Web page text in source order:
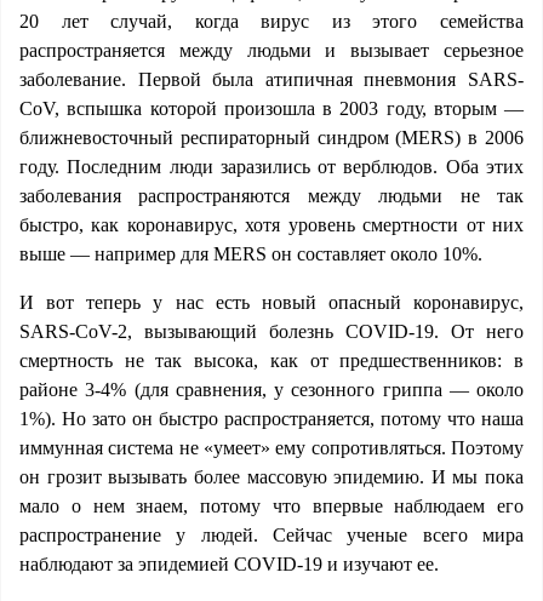
20 лет случай, когда вирус из этого семейства
распространяется между людьми и вызывает серьезное
заболевание. Первой была атипичная пневмония SARS-
CoV, вспышка которой произошла в 2003 году, вторым —
ближневосточный респираторный синдром (MERS) в 2006
году. Последним люди заразились от верблюдов. Оба этих
заболевания распространяются между людьми не так
быстро, как коронавирус, хотя уровень смертности от них
выше — например для MERS он составляет около 10%.
И вот теперь у нас есть новый опасный коронавирус,
SARS-CoV-2, вызывающий болезнь COVID-19. От него
смертность не так высока, как от предшественников: в
районе 3-4% (для сравнения, у сезонного гриппа — около
1%). Но зато он быстро распространяется, потому что наша
иммунная система не «умеет» ему сопротивляться. Поэтому
он грозит вызывать более массовую эпидемию. И мы пока
мало о нем знаем, потому что впервые наблюдаем его
распространение у людей. Сейчас ученые всего мира
наблюдают за эпидемией COVID-19 и изучают ее.